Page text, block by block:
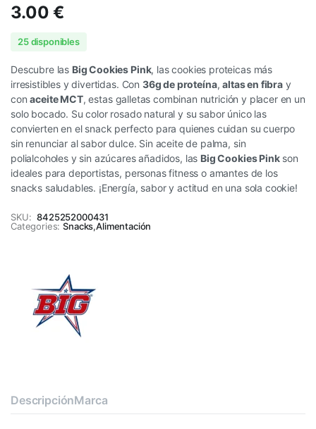
3.00€
25 disponibles
Descubre las Big Cookies Pink, las cookies proteicas más
irresistibles y divertidas. Con 36g de proteína,altas en fibray
conaceite MCT, estas galletas combinan nutrición y placer en un
solo bocado. Su color rosado natural y su sabor único las
convierten en el snack perfecto para quienes cuidan su cuerpo
sin renunciar al sabor dulce. Sin aceite de palma, sin
polialcoholes y sin azúcares añadidos, las Big Cookies Pinkson
ideales para deportistas, personas fitness o amantes de los
snacks saludables. ¡Energía, sabor y actitud en una sola cookie!
SKU: 8425252000431
Categories: Snacks,Alimentación
DescripciónMarca